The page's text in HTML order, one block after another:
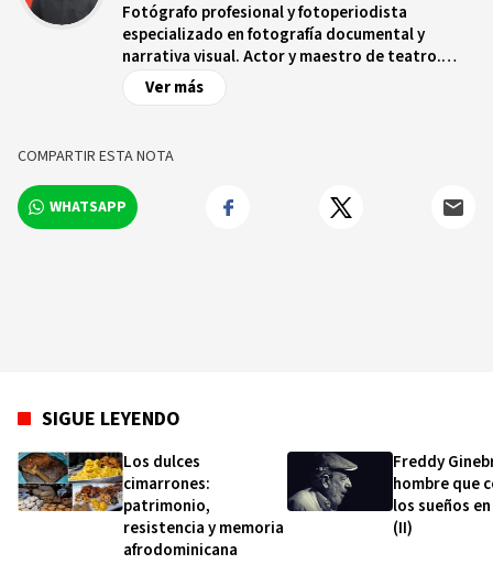
Fotógrafo profesional y fotoperiodista
especializado en fotografía documental y
narrativa visual. Actor y maestro de teatro.
Interesado en contar historias humanas a
través de la imagen.
Ver más
COMPARTIR ESTA NOTA
WHATSAPP
SIGUE LEYENDO
Los dulces
cimarrones:
patrimonio,
resistencia y memoria
afrodominicana
Freddy
hombre que
los sueños
(II)